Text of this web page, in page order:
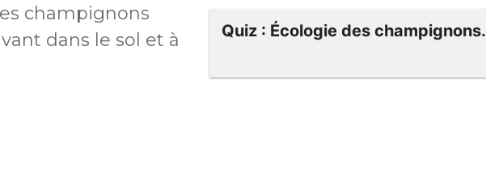
champignons
dans le sol et à
Quiz : Écologie des champignons.